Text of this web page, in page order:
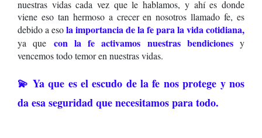
nuestras vidas cada vez que le hablamos, y ahí es donde
viene eso tan hermoso a crecer en nosotros llamado fe, es
debido a esola importancia de la fe para la vida cotidiana,
ya que con la fe activamos nuestras bendiciones y
vencemos todo temor en nuestras vidas.
💫 Ya que es el escudo de la fe nos protege y nos
da esa seguridad que necesitamos para todo.